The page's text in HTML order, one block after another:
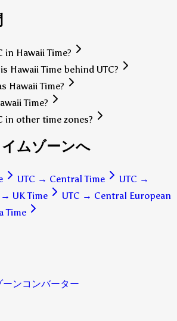
in Hawaii Time?
Hawaii Time behind UTC?
Hawaii Time?
Time?
in other time zones?
イムゾーンへ
UTC → Central Time UTC →
→ UK Time UTC → Central European
Time
ンコンバーター